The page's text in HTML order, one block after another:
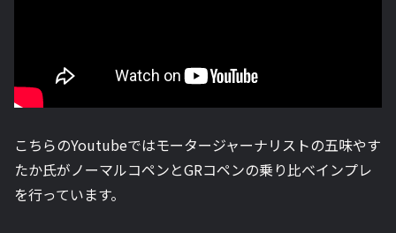
こちらのYoutubeではモータージャーナリストの五味やす
たか氏がノーマルコペンとGRコペンの乗り比べインプレ
を行っています。